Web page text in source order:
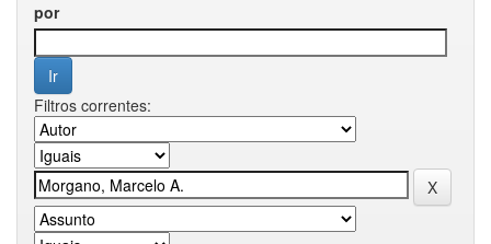
por
Filtros correntes: